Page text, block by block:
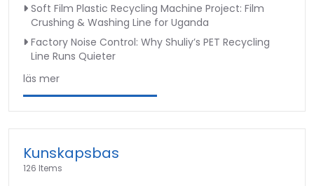
Soft Film Plastic Recycling Machine Project: Film
Crushing & Washing Line for Uganda
Factory Noise Control: Why Shuliy’s PET Recycling
Line Runs Quieter
läs mer
Kunskapsbas
126 Items